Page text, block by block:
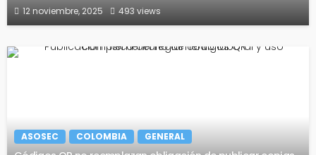
12 noviembre, 2025 493 views
ASOSEC COLOMBIA GENERAL